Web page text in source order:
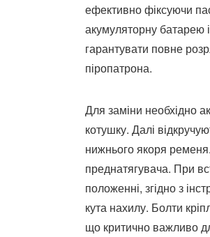
ефективно фіксуючи
акумуляторну батарею
гарантувати повне
піропатрона.
Для заміни необхідно
котушку. Далі
нижнього якоря
преднатягувача. При
положенні, згідно з
кута нахилу. Болти
що критично важливо